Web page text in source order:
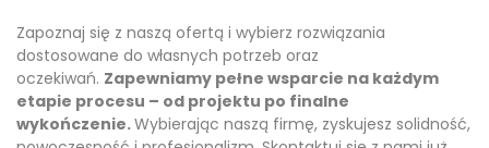
Zapoznaj się z naszą ofertą i wybierz rozwiązania
dostosowane do własnych potrzeb oraz
oczekiwań. Zapewniamy pełne wsparcie na każdym
etapie procesu – od projektu po finalne
wykończenie.Wybierając naszą firmę, zyskujesz solidność,